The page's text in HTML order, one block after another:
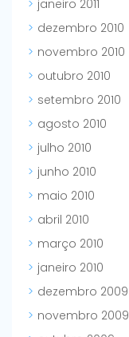
janeiro 2011
dezembro 2010
novembro 2010
outubro 2010
setembro 2010
agosto 2010
julho 2010
junho 2010
maio 2010
abril 2010
março 2010
janeiro 2010
dezembro 2009
novembro 2009